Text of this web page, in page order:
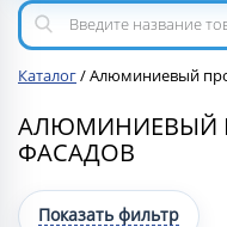
Каталог/Алюминиевый
АЛЮМИНИЕВЫЙ
ФАСАДОВ
Показать фильтр